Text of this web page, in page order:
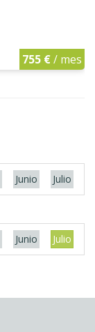
755 €/ mes
Junio Julio
Junio Julio